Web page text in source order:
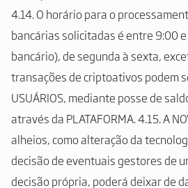
4.14. O horário para o
bancárias solicitadas é entre 9:00
bancário), de segunda à sexta,
transações de criptoativos podem
USUÁRIOS, mediante posse de
através da PLATAFORMA. 4.15. A
alheios, como alteração da
decisão de eventuais gestores de
decisão própria, poderá deixar de